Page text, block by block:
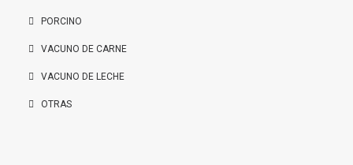
PORCINO
VACUNO DE CARNE
VACUNO DE LECHE
OTRAS